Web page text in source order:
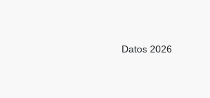
Datos 2026